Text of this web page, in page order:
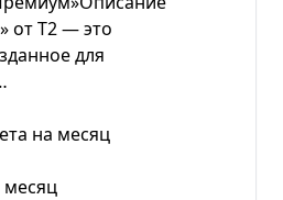
от Т2 — это
для
на месяц
месяц